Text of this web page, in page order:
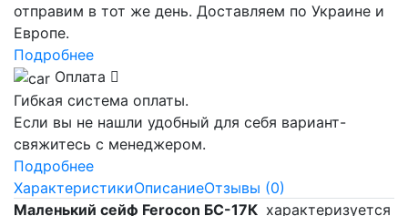
отправим в тот же день. Доставляем по Украине и
Европе.
Подробнее
Оплата
Гибкая система оплаты.
Если вы не нашли удобный для себя вариант-
свяжитесь с менеджером.
Подробнее
ХарактеристикиОписаниеОтзывы (0)
Маленький сейф Ferocon БС-17К характеризуется